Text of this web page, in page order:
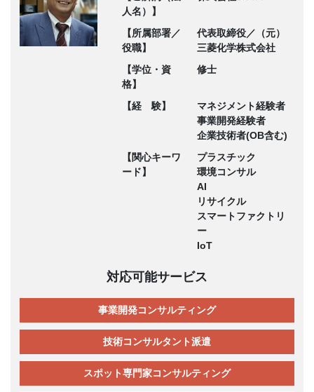
人名）】
【所属部署／
役職】
代表取締役／（元）
三菱化学株式会社
【学位・資
格】
修士
【経 験】
マネジメント経験者
事業開発経験者
企業技術者(OB含む)
【関心キーワ
ード】
プラスチック
環境コンサル
AI
リサイクル
スマートファクトリ
ー
IoT
対応可能サービス
事業開発コンサルティング
技術コンサルタント派遣
スポット専門家コンサルティング